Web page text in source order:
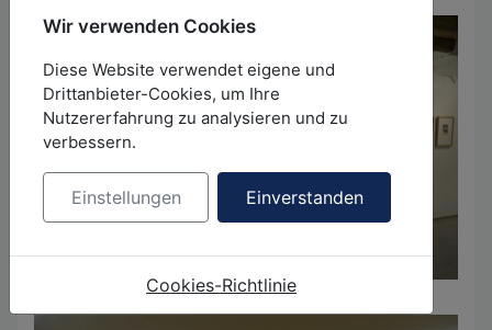
Wir verwenden Cookies
Diese Website verwendet eigene und
Drittanbieter-Cookies, um Ihre
Nutzererfahrung zu analysieren und zu
verbessern.
Einstellungen Einverstanden
Cookies-Richtlinie